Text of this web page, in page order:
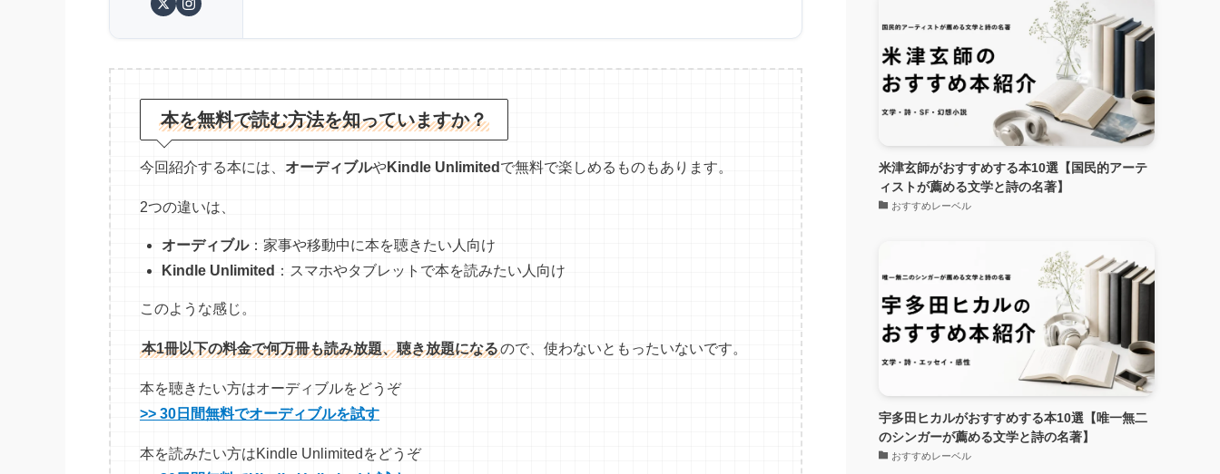
本を無料で読む方法を知っていますか？
今回紹介する本には、 オーディブルやKindle Unlimited で無料で楽しめるものもあります。
2つの違いは、
オーディブル：家事や移動中に本を聴きたい人向け
Kindle Unlimited ：スマホやタブレットで本を読みたい人向け
このような感じ。
本1冊以下の料金で何万冊も読み放題、聴き放題になるので、使わないともったいないです。
本を聴きたい方はオーディブルをどうぞ
>> 30日間無料でオーディブルを試す
本を読みたい方はKindle Unlimitedをどうぞ
米津玄師がおすすめする本10選【国民的アーテ
ィストが薦める文学と詩の名著】
おすすめレーベル
宇多田ヒカルがおすすめする本10選【唯一無二
のシンガーが薦める文学と詩の名著】
おすすめレーベル